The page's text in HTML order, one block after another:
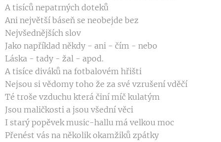
A tisíců nepatrných doteků
Ani největší báseň se neobejde bez
Nejvšednějších slov
Jako například někdy - ani - čím - nebo
Láska - tady - žal - apod.
A tisíce diváků na fotbalovém hřišti
Nejsou si vědomy toho že za své vzrušení vděčí
Té troše vzduchu která činí míč kulatým
Jsou maličkosti a jsou všední věci
I starý popěvek music-hallu má velkou moc
Přenést vás na několik okamžiků zpátky